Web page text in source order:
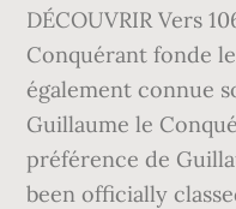
DÉCOUVRIR Vers
Conquérant fonde
également connue
Guillaume le
préférence de
been officially